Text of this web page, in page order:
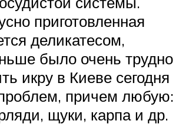
приготовленная
деликатесом,
было очень трудно
икру в Киеве сегодня
причем любую:
щуки, карпа и др.